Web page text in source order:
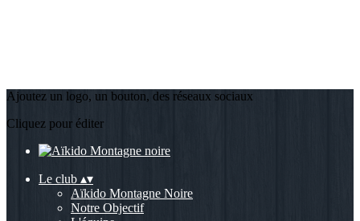
Ajoutez un logo, un bouton, des réseaux sociaux
Cliquez pour éditer
Le club ▴▾
Aïkido Montagne Noire
Notre Objectif